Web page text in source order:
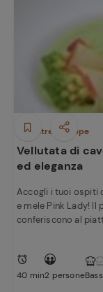
Minestre e Zuppe
Vellutata di
ed eleganza
Accogli i tuoi ospiti
e mele Pink Lady!
conferiscono al
40 min2 persone